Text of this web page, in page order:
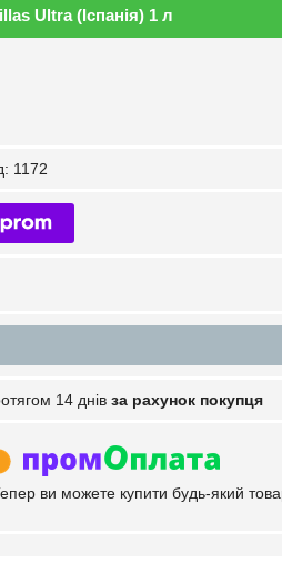
Ultra (Іспанія) 1 л
1172
14 днів за рахунок покупця
ви можете купити будь-який